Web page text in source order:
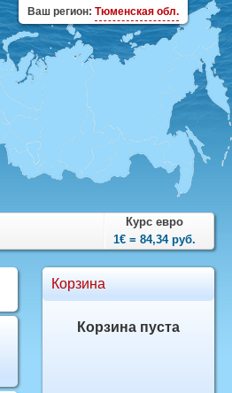
Ваш регион: Тюменская обл.
Курс евро
1€ = 84,34 руб.
Корзина
Корзина пуста